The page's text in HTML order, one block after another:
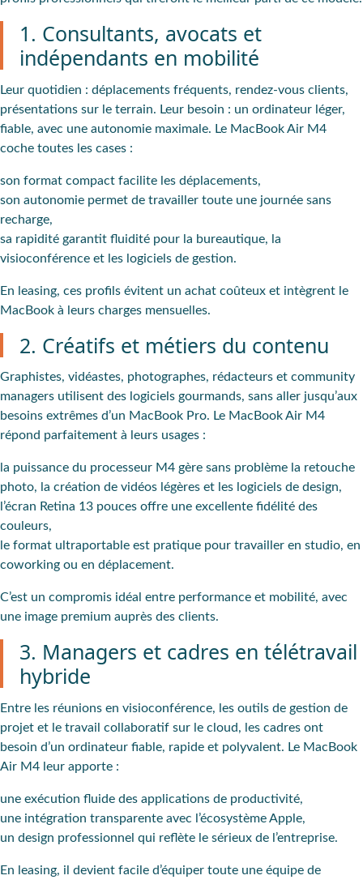
1. Consultants, avocats et
indépendants en mobilité
Leur quotidien : déplacements fréquents, rendez-vous clients,
présentations sur le terrain. Leur besoin : un ordinateur léger,
fiable, avec une autonomie maximale. Le MacBook Air M4
coche toutes les cases :
son format compact facilite les déplacements,
son autonomie permet de travailler toute une journée sans
recharge,
sa rapidité garantit fluidité pour la bureautique, la
visioconférence et les logiciels de gestion.
En leasing, ces profils évitent un achat coûteux et intègrent le
MacBook à leurs charges mensuelles.
2. Créatifs et métiers du contenu
Graphistes, vidéastes, photographes, rédacteurs et community
managers utilisent des logiciels gourmands, sans aller jusqu’aux
besoins extrêmes d’un MacBook Pro. Le MacBook Air M4
répond parfaitement à leurs usages :
la puissance du processeur M4 gère sans problème la retouche
photo, la création de vidéos légères et les logiciels de design,
l’écran Retina 13 pouces offre une excellente fidélité des
couleurs,
le format ultraportable est pratique pour travailler en studio, en
coworking ou en déplacement.
C’est un compromis idéal entre performance et mobilité, avec
une image premium auprès des clients.
3. Managers et cadres en télétravail
hybride
Entre les réunions en visioconférence, les outils de gestion de
projet et le travail collaboratif sur le cloud, les cadres ont
besoin d’un ordinateur fiable, rapide et polyvalent. Le MacBook
Air M4 leur apporte :
une exécution fluide des applications de productivité,
une intégration transparente avec l’écosystème Apple,
un design professionnel qui reflète le sérieux de l’entreprise.
En leasing, il devient facile d’équiper toute une équipe de